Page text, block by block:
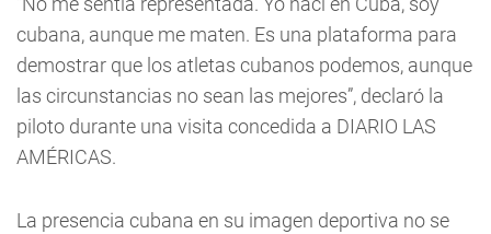
cubana, aunque me maten. Es una plataforma para
demostrar que los atletas cubanos podemos, aunque
las circunstancias no sean las mejores”, declaró la
piloto durante una visita concedida a DIARIO LAS
AMÉRICAS.
La presencia cubana en su imagen deportiva no se